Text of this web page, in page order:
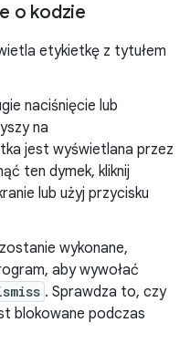
o kodzie
etykietkę z tytułem
naciśnięcie lub
na
jest wyświetlana przez
ten dymek, kliknij
lub użyj przycisku
wykonane,
aby wywołać
. Sprawdza to, czy
blokowane podczas